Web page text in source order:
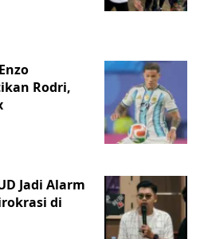
Rodri,
Jadi Alarm
di